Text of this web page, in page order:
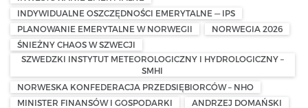
INDYWIDUALNE OSZCZĘDNOŚCI EMERYTALNE — IPS
PLANOWANIE EMERYTALNE W NORWEGII
NORWEGIA 2026
ŚNIEŻNY CHAOS W SZWECJI
SZWEDZKI INSTYTUT METEOROLOGICZNY I HYDROLOGICZNY –
SMHI
NORWESKA KONFEDERACJA PRZEDSIĘBIORCÓW – NHO
MINISTER FINANSÓW I GOSPODARKI
ANDRZEJ DOMAŃSKI